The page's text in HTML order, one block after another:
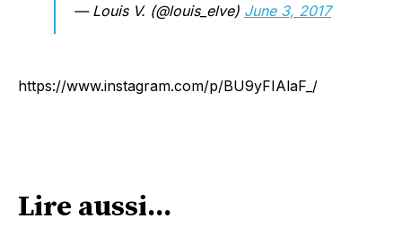
— Louis V. (@louis_elve) June 3, 2017
https://www.instagram.com/p/BU9yFIAlaF_/
Lire aussi...